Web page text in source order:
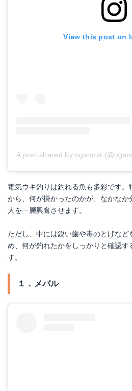
View this post on
A post shared by ogsrmst
電気ウキ釣りは釣れる魚も多彩です
から、何が掛かったのかが、なかなか
人を一層興奮させます。
ただし、中には鋭い歯や毒のとげなど
め、何が釣れたかをしっかりと確認
す。
１．メバル